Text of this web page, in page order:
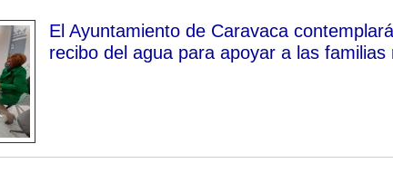
El Ayuntamiento de Caravaca
recibo del agua para apoyar a las familias